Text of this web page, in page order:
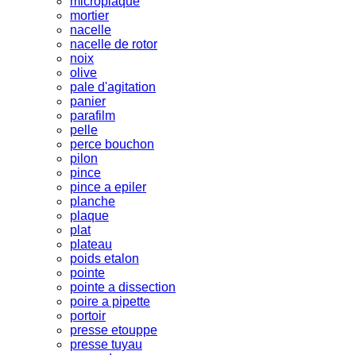
mortier
nacelle
nacelle de rotor
noix
olive
pale d'agitation
panier
parafilm
pelle
perce bouchon
pilon
pince
pince a epiler
planche
plaque
plat
plateau
poids etalon
pointe
pointe a dissection
poire a pipette
portoir
presse etouppe
presse tuyau